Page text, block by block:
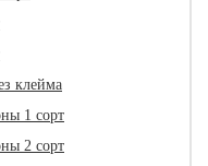
клейма
1 сорт
2 сорт